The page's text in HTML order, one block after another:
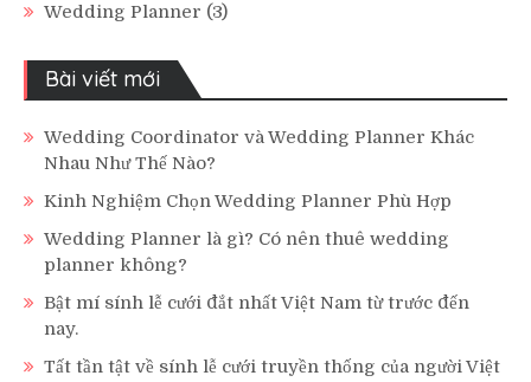
Wedding Planner (3)
Bài viết mới
Wedding Coordinator và Wedding Planner Khác
Nhau Như Thế Nào?
Kinh Nghiệm Chọn Wedding Planner Phù Hợp
Wedding Planner là gì? Có nên thuê wedding
planner không?
Bật mí sính lễ cưới đắt nhất Việt Nam từ trước đến
nay.
Tất tần tật về sính lễ cưới truyền thống của người Việt